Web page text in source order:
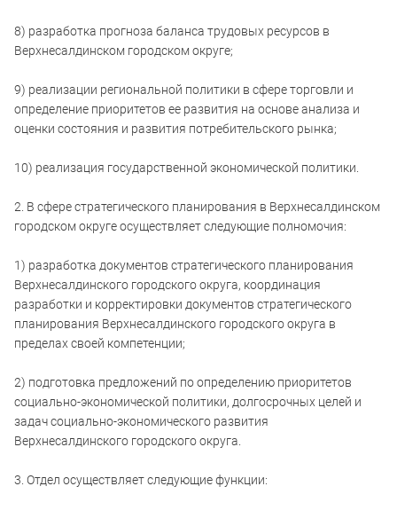
8) разработка прогноза баланса трудовых ресурсов в
Верхнесалдинском городском округе;
9) реализации региональной политики в сфере торговли и
определение приоритетов ее развития на основе анализа и
оценки состояния и развития потребительского рынка;
10) реализация государственной экономической политики.
2. В сфере стратегического планирования в Верхнесалдинском
городском округе осуществляет следующие полномочия:
1) разработка документов стратегического планирования
Верхнесалдинского городского округа, координация
разработки и корректировки документов стратегического
планирования Верхнесалдинского городского округа в
пределах своей компетенции;
2) подготовка предложений по определению приоритетов
социально-экономической политики, долгосрочных целей и
задач социально-экономического развития
Верхнесалдинского городского округа.
3. Отдел осуществляет следующие функции: